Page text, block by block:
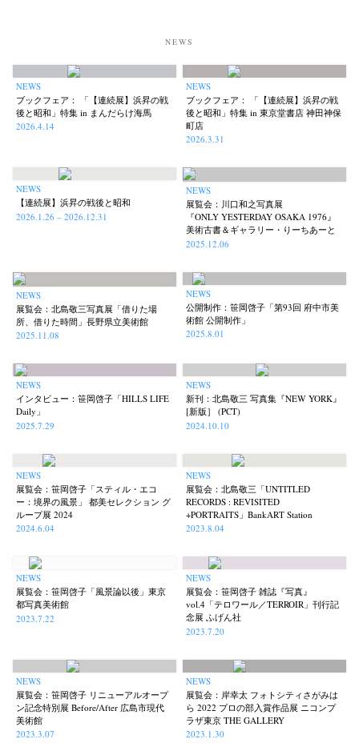
News Exhibition Workshop Documents Contact About Shop
Terms & Privacy Policy Bookstores
Akifumi Tanaka Fumikiyo Nagamachi (27)
Kazuyuki Kawaguchi (42) Keiko Sasaoka (267) Keizo Kitajima (220)
Kota Kishi (101) Masako Matsui
Park (7) photographers' gallery File (16) photographers’ gallery press (14)
Postwar and Shōwa-Era (8) Presence (2) Publication (42) Remembrance (43)
Renchan Rintaro Kameoka
Untitled Records (5) Yu Shinoda (7) Yuki Kasama (9)
NEWS
NEWS
ブックフェア： 「【連続展】浜昇の戦
後と昭和」特集 in まんだらけ海馬
2026.4.14
NEWS
ブックフェア： 「【連続展】浜昇の戦
後と昭和」特集 in 東京堂書店 神田神保
町店
2026.3.31
NEWS
【連続展】浜昇の戦後と昭和
2026.1.26 – 2026.12.31
NEWS
展覧会：川口和之写真展
『ONLY YESTERDAY OSAKA 1976』
美術古書＆ギャラリー・りーちあーと
2025.12.06
NEWS
展覧会：北島敬三写真展「借りた場
所、借りた時間」長野県立美術館
2025.11.08
NEWS
公開制作：笹岡啓子「第93回 府中市美
術館 公開制作」
2025.8.01
NEWS
インタビュー：笹岡啓子「HILLS LIFE
Daily」
2025.7.29
NEWS
新刊：北島敬三 写真集『NEW YORK』
[新版］ (PCT)
2024.10.10
NEWS
展覧会：笹岡啓子「スティル・エコ
ー：境界の風景」 都美セレクション グ
ループ展 2024
2024.6.04
NEWS
展覧会：北島敬三「UNTITLED
RECORDS : REVISITED
+PORTRAITS」BankART Station
2023.8.04
NEWS
展覧会：笹岡啓子「風景論以後」東京
都写真美術館
2023.7.22
NEWS
展覧会：笹岡啓子 雑誌『写真』
vol.4「テロワール／TERROIR」刊行記
念展 ふげん社
2023.7.20
NEWS
展覧会：笹岡啓子 リニューアルオープ
ン記念特別展 Before/After 広島市現代
美術館
2023.3.07
NEWS
展覧会：岸幸太 フォトシティさがみは
ら 2022 プロの部入賞作品展 ニコンプ
ラザ東京 THE GALLERY
2023.1.30